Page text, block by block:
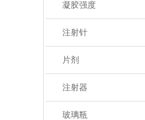
凝胶强度
注射针
片剂
注射器
玻璃瓶